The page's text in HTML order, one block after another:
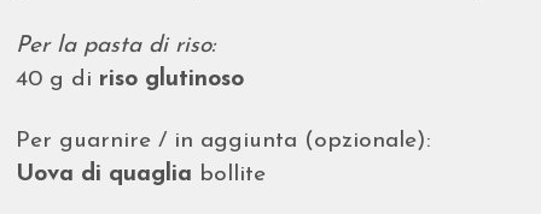
Per la pasta di riso:
40 g di riso glutinoso
Per guarnire / in aggiunta (opzionale):
Uova di quaglia bollite